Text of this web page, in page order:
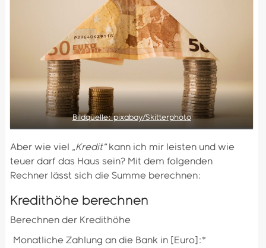
Bildquelle: pixabay/Skitterphoto
Aber wie viel „Kredit“kann ich mir leisten und wie
teuer darf das Haus sein? Mit dem folgenden
Rechner lässt sich die Summe berechnen:
Kredithöhe berechnen
Berechnen der Kredithöhe
Monatliche Zahlung an die Bank in [Euro]:*